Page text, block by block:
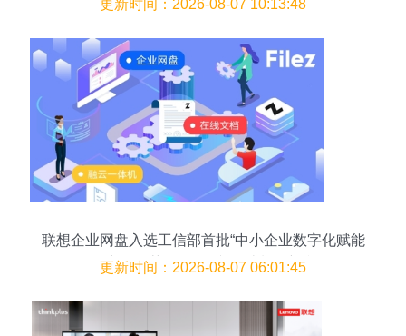
更新时间：2026-08-07 10:13:48
联想企业网盘入选工信部首批“中小企业数字化赋能
服务产品推荐目录” 图文设计制作新利器
更新时间：2026-08-07 06:01:45